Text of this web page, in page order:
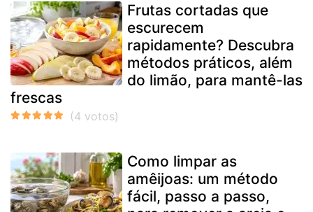
Frutas cortadas que
escurecem
rapidamente? Descubra
métodos práticos, além
do limão, para mantê-las
frescas
Como limpar as
amêijoas: um método
fácil, passo a passo,